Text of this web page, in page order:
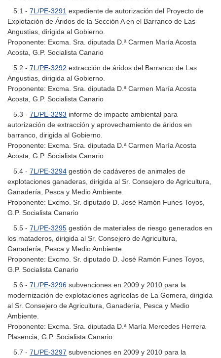
5.1 - 7L/PE-3291 expediente de autorización del Proyecto de
Explotación de Áridos de la Sección A en el Barranco de Las
Angustias, dirigida al Gobierno.
Proponente: Excma. Sra. diputada D.ª Carmen María Acosta
Acosta, G.P. Socialista Canario
5.2 - 7L/PE-3292 extracción de áridos del Barranco de Las
Angustias, dirigida al Gobierno.
Proponente: Excma. Sra. diputada D.ª Carmen María Acosta
Acosta, G.P. Socialista Canario
5.3 - 7L/PE-3293 informe de impacto ambiental para
autorización de extracción y aprovechamiento de áridos en
barranco, dirigida al Gobierno.
Proponente: Excma. Sra. diputada D.ª Carmen María Acosta
Acosta, G.P. Socialista Canario
5.4 - 7L/PE-3294 gestión de cadáveres de animales de
explotaciones ganaderas, dirigida al Sr. Consejero de Agricultura,
Ganadería, Pesca y Medio Ambiente.
Proponente: Excmo. Sr. diputado D. José Ramón Funes Toyos,
G.P. Socialista Canario
5.5 - 7L/PE-3295 gestión de materiales de riesgo generados en
los mataderos, dirigida al Sr. Consejero de Agricultura,
Ganadería, Pesca y Medio Ambiente.
Proponente: Excmo. Sr. diputado D. José Ramón Funes Toyos,
G.P. Socialista Canario
5.6 - 7L/PE-3296 subvenciones en 2009 y 2010 para la
modernización de explotaciones agrícolas de La Gomera, dirigida
al Sr. Consejero de Agricultura, Ganadería, Pesca y Medio
Ambiente.
Proponente: Excma. Sra. diputada D.ª María Mercedes Herrera
Plasencia, G.P. Socialista Canario
5.7 - 7L/PE-3297 subvenciones en 2009 y 2010 para la